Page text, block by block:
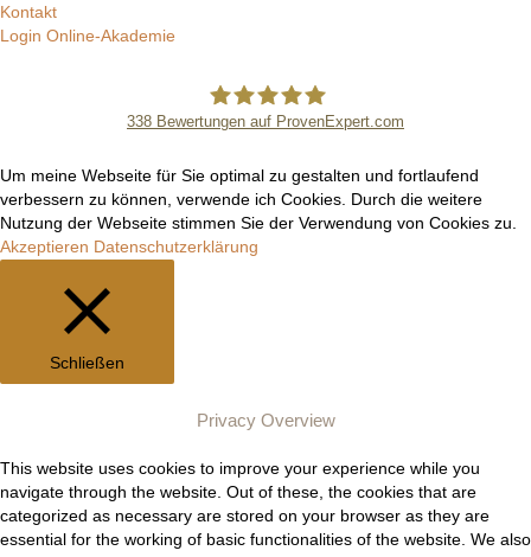
Kontakt
Login Online-Akademie
Manuel Epli
338 Bewertungen auf ProvenExpert.com
Um meine Webseite für Sie optimal zu gestalten und fortlaufend
verbessern zu können, verwende ich Cookies. Durch die weitere
Nutzung der Webseite stimmen Sie der Verwendung von Cookies zu.
Akzeptieren Datenschutzerklärung
Schließen
Privacy Overview
This website uses cookies to improve your experience while you
navigate through the website. Out of these, the cookies that are
categorized as necessary are stored on your browser as they are
essential for the working of basic functionalities of the website. We also